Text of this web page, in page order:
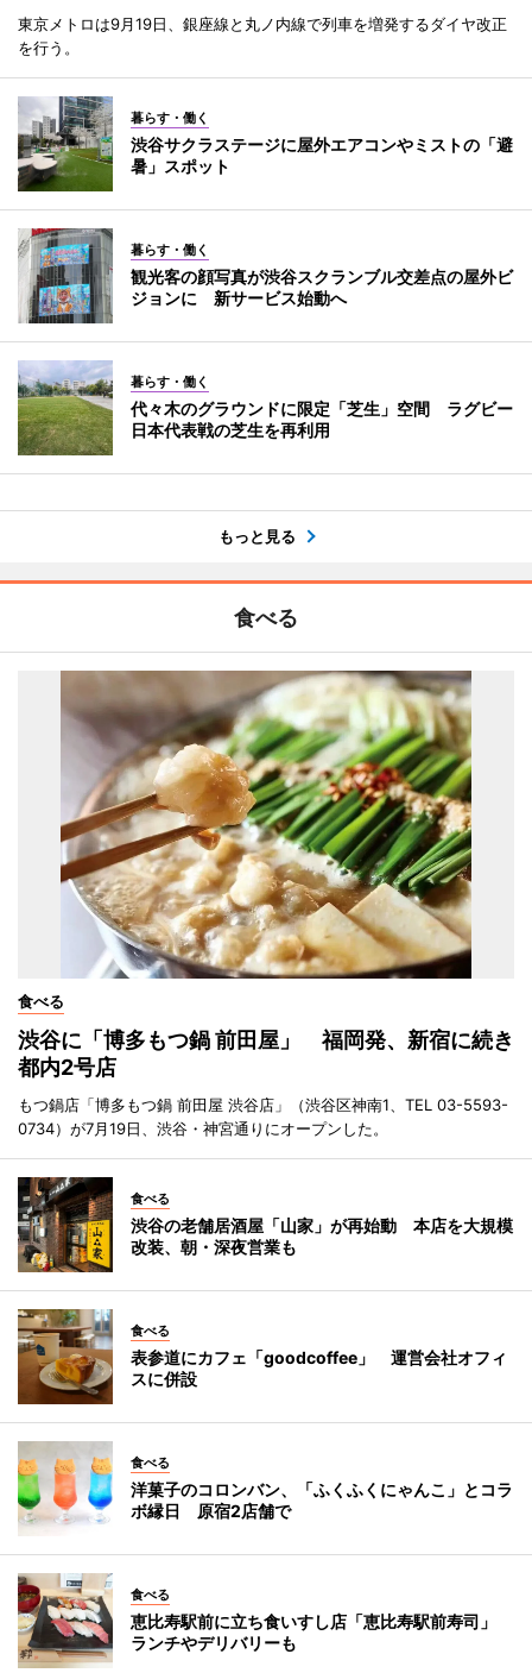
東京メトロは9月19日、銀座線と丸ノ内線で列車を増発するダイヤ改正
を行う。
暮らす・働く
渋谷サクラステージに屋外エアコンやミストの「避
暑」スポット
暮らす・働く
観光客の顔写真が渋谷スクランブル交差点の屋外ビ
ジョンに 新サービス始動へ
暮らす・働く
代々木のグラウンドに限定「芝生」空間 ラグビー
日本代表戦の芝生を再利用
もっと見る
食べる
食べる
渋谷に「博多もつ鍋 前田屋」 福岡発、新宿に続き
都内2号店
もつ鍋店「博多もつ鍋 前田屋 渋谷店」（渋谷区神南1、TEL 03-5593-
0734）が7月19日、渋谷・神宮通りにオープンした。
食べる
渋谷の老舗居酒屋「山家」が再始動 本店を大規模
改装、朝・深夜営業も
食べる
表参道にカフェ「goodcoffee」 運営会社オフィ
スに併設
食べる
洋菓子のコロンバン、「ふくふくにゃんこ」とコラ
ボ縁日 原宿2店舗で
食べる
恵比寿駅前に立ち食いすし店「恵比寿駅前寿司」
ランチやデリバリーも